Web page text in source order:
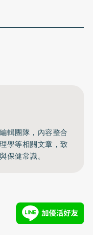
輯團隊，內容整合
學等相關文章，致
保健常識。